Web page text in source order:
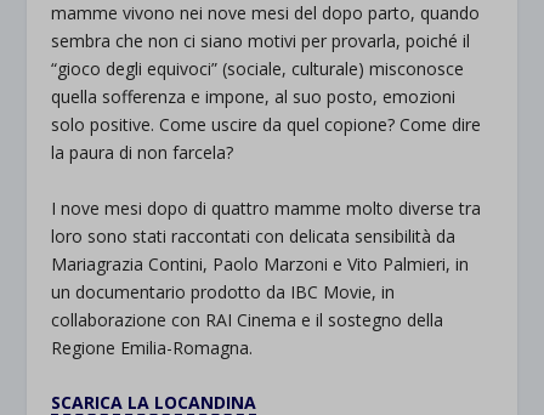
mamme vivono nei nove mesi del dopo parto, quando
sembra che non ci siano motivi per provarla, poiché il
“gioco degli equivoci” (sociale, culturale) misconosce
quella sofferenza e impone, al suo posto, emozioni
solo positive. Come uscire da quel copione? Come dire
la paura di non farcela?
I nove mesi dopo di quattro mamme molto diverse tra
loro sono stati raccontati con delicata sensibilità da
Mariagrazia Contini, Paolo Marzoni e Vito Palmieri, in
un documentario prodotto da IBC Movie, in
collaborazione con RAI Cinema e il sostegno della
Regione Emilia-Romagna.
SCARICA LA LOCANDINA